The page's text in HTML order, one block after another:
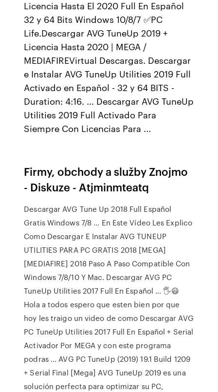
Licencia Hasta El 2020 Full En Español
32 y 64 Bits Windows 10/8/7 ✅PC
Life.Descargar AVG TuneUp 2019 +
Licencia Hasta 2020 | MEGA /
MEDIAFIREVirtual Descargas. Descargar
e Instalar AVG TuneUp Utilities 2019 Full
Activado en Español - 32 y 64 BITS -
Duration: 4:16. ... Descargar AVG TuneUp
Utilities 2019 Full Activado Para
Siempre Con Licencias Para ...
Firmy, obchody a služby Znojmo
- Diskuze - Atjminmteatq
Descargar AVG Tune Up 2018 Full Español
Gratis Windows 7/8 ... En Este Vídeo Les Explico
Como Descargar E Instalar AVG TUNEUP
UTILITIES PARA PC GRATIS 2018 [MEGA]
[MEDIAFIRE] 2018 Paso A Paso Compatible Con
Windows 7/8/10 Y Mac. Descargar AVG PC
TuneUp Utilities 2017 Full En Español ... 🖐😃
Hola a todos espero que esten bien por que
hoy les traigo un video de como Descargar AVG
PC TuneUp Utilities 2017 Full En Español + Serial
Activador Por MEGA y con este programa
podras ... AVG PC TuneUp (2019) 19.1 Build 1209
+ Serial Final [Mega] AVG TuneUp 2019 es una
solución perfecta para optimizar su PC,